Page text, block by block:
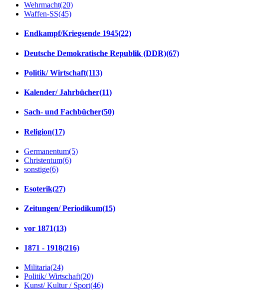
Wehrmacht(20)
Waffen-SS(45)
Endkampf/Kriegsende 1945(22)
Deutsche Demokratische Republik (DDR)(67)
Politik/ Wirtschaft(113)
Kalender/ Jahrbücher(11)
Sach- und Fachbücher(50)
Religion(17)
Germanentum(5)
Christentum(6)
sonstige(6)
Esoterik(27)
Zeitungen/ Periodikum(15)
vor 1871(13)
1871 - 1918(216)
Militaria(24)
Politik/ Wirtschaft(20)
Kunst/ Kultur / Sport(46)